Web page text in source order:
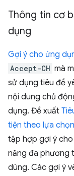
Thông tin cơ
dụng
Gợi ý cho ứng
Accept-CH mà
sử dụng tiêu đề
nội dung chủ
dụng. Đề xuất
tiện theo lựa
tập hợp gợi ý
năng đa phương
dùng. Các gợi ý